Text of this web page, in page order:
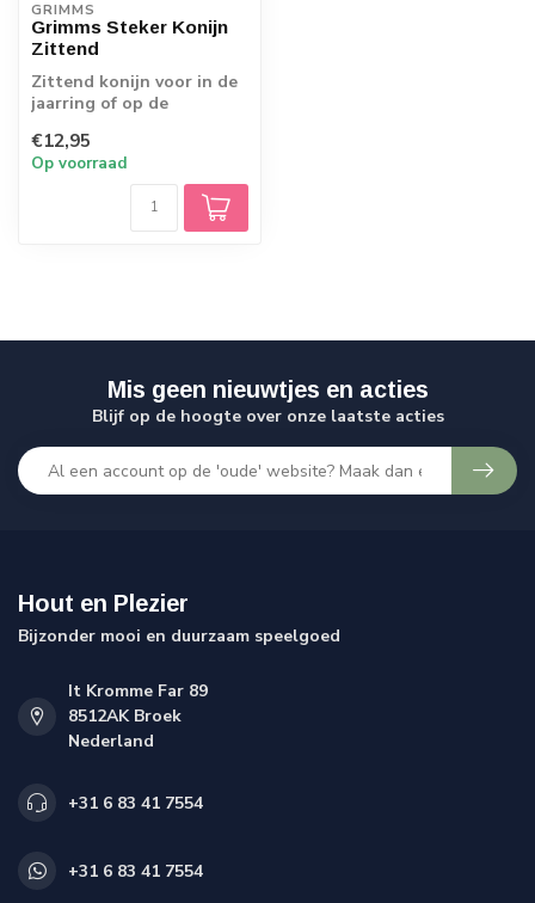
GRIMMS
Grimms Steker Konijn
Zittend
Zittend konijn voor in de
jaarring of op de
ca. 6 cm ho...
€12,95
Op voorraad
Mis geen nieuwtjes en acties
Blijf op de hoogte over onze laatste acties
Hout en Plezier
Bijzonder mooi en duurzaam speelgoed
It Kromme Far 89
8512AK Broek
Nederland
+31 6 83 41 7554
+31 6 83 41 7554